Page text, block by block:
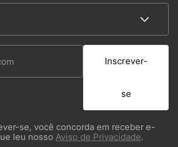
Inscrever-
se
se, você concorda em receber e-
leu nosso Aviso de Privacidade.